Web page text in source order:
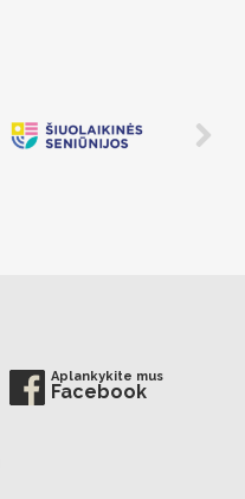
Aplankykite mus
Facebook